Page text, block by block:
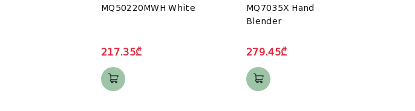
MQ50220MWH White
217.35₾
MQ7035X Hand
Blender
279.45₾